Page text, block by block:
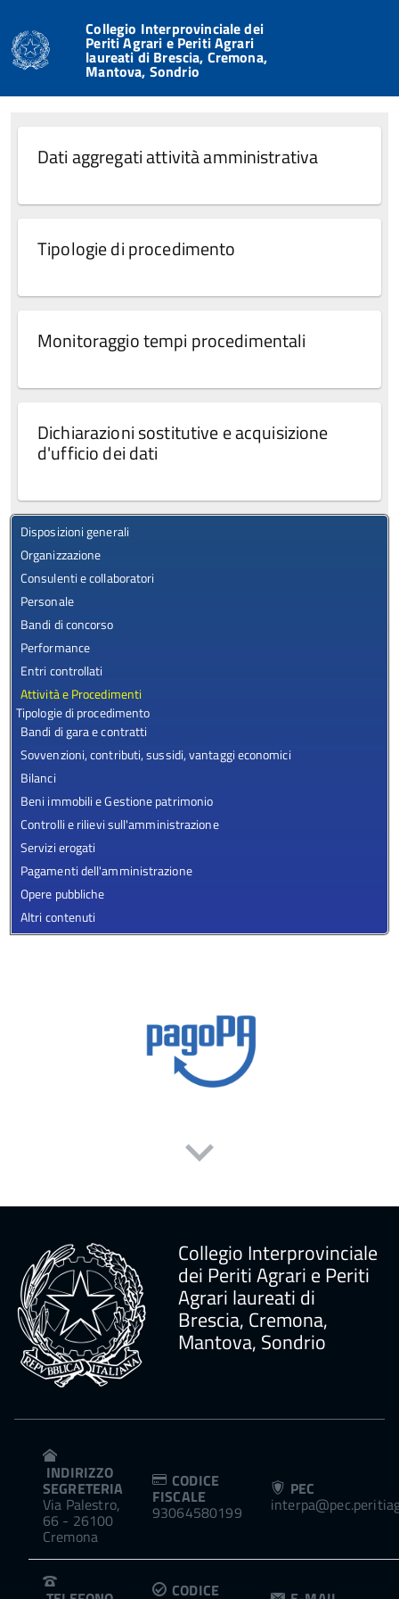
Collegio Interprovinciale dei
Periti Agrari e Periti Agrari
laureati di Brescia, Cremona,
Mantova, Sondrio
Dati aggregati attività amministrativa
Tipologie di procedimento
Monitoraggio tempi procedimentali
Dichiarazioni sostitutive e acquisizione
d'ufficio dei dati
Disposizioni generali
Organizzazione
Consulenti e collaboratori
Personale
Bandi di concorso
Performance
Entri controllati
Attività e Procedimenti
Tipologie di procedimento
Bandi di gara e contratti
Sovvenzioni, contributi, sussidi, vantaggi economici
Bilanci
Beni immobili e Gestione patrimonio
Controlli e rilievi sull'amministrazione
Servizi erogati
Pagamenti dell'amministrazione
Opere pubbliche
Altri contenuti
Collegio Interprovinciale
dei Periti Agrari e Periti
Agrari laureati di
Brescia, Cremona,
Mantova, Sondrio
INDIRIZZO
SEGRETERIA
Via Palestro,
66 - 26100
Cremona
CODICE
FISCALE
93064580199
PEC
CODICE